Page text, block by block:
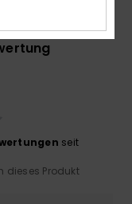
seit
dieses Produkt